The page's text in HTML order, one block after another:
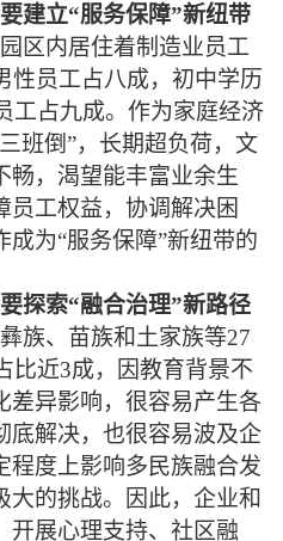
建立“服务保障”新纽带
区内居住着制造业员工
性员工占八成，初中学历
工占九成。作为家庭经济
班倒”，长期超负荷，文
畅，渴望能丰富业余生
员工权益，协调解决困
为“服务保障”新纽带的
探索“融合治理”新路径
族、苗族和土家族等27
比近3成，因教育背景不
差异影响，很容易产生各
底解决，也很容易波及企
程度上影响多民族融合发
大的挑战。因此，企业和
开展心理支持、社区融